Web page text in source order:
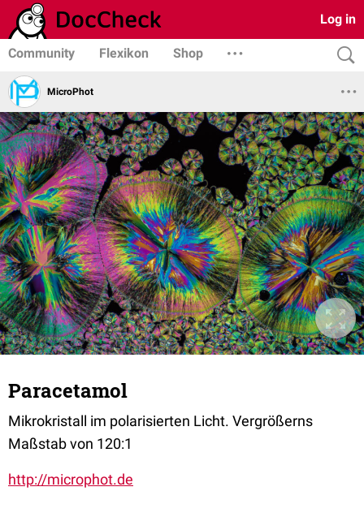
Log in
Community Flexikon Shop
MicroPhot
Paracetamol
Mikrokristall im polarisierten Licht. Vergrößerns
Maßstab von 120:1
http://microphot.de